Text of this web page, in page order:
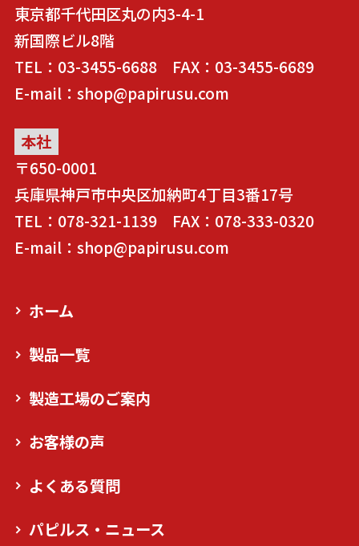
東京都千代田区丸の内3-4-1
新国際ビル8階
TEL：03-3455-6688 FAX：03-3455-6689
E-mail：shop@papirusu.com
本社
〒650-0001
兵庫県神戸市中央区加納町4丁目3番17号
TEL：078-321-1139 FAX：078-333-0320
E-mail：shop@papirusu.com
ホーム
製品一覧
製造工場のご案内
お客様の声
よくある質問
パピルス・ニュース